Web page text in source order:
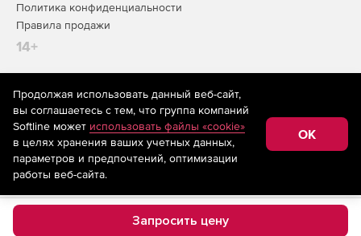
Запросить цену
Политика конфиденциальности
Правила продажи
14+
На информационном ресурсе store.softline.ru применяются
рекомендательные технологии(информационные технологии
предоставления информации на основе сбора,
систематизации и анализа сведений, относящихся к
предпочтениям пользователей сети «Интернет»,
находящихся на территории Российской Федерации)
Продолжая использовать данный веб-сайт,
вы соглашаетесь с тем, что группа компаний
Softline может использовать файлы «cookie»
в целях хранения ваших учетных данных,
параметров и предпочтений, оптимизации
работы веб-сайта.
OK